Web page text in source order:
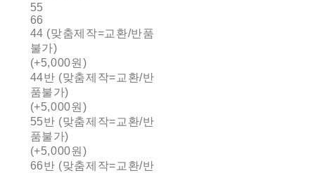
55
66
44 (맞춤제작=교환/반품
불가)
(+5,000원)
44반 (맞춤제작=교환/반
품불가)
(+5,000원)
55반 (맞춤제작=교환/반
품불가)
(+5,000원)
66반 (맞춤제작=교환/반